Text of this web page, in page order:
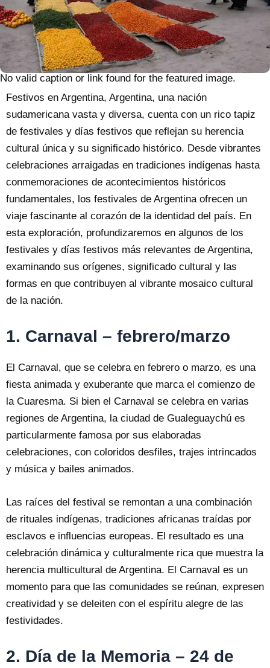
No valid caption or link found for the featured image.
Festivos en Argentina, Argentina, una nación
sudamericana vasta y diversa, cuenta con un rico tapiz
de festivales y días festivos que reflejan su herencia
cultural única y su significado histórico. Desde vibrantes
celebraciones arraigadas en tradiciones indígenas hasta
conmemoraciones de acontecimientos históricos
fundamentales, los festivales de Argentina ofrecen un
viaje fascinante al corazón de la identidad del país. En
esta exploración, profundizaremos en algunos de los
festivales y días festivos más relevantes de Argentina,
examinando sus orígenes, significado cultural y las
formas en que contribuyen al vibrante mosaico cultural
de la nación.
1. Carnaval – febrero/marzo
El Carnaval, que se celebra en febrero o marzo, es una
fiesta animada y exuberante que marca el comienzo de
la Cuaresma. Si bien el Carnaval se celebra en varias
regiones de Argentina, la ciudad de Gualeguaychú es
particularmente famosa por sus elaboradas
celebraciones, con coloridos desfiles, trajes intrincados
y música y bailes animados.
Las raíces del festival se remontan a una combinación
de rituales indígenas, tradiciones africanas traídas por
esclavos e influencias europeas. El resultado es una
celebración dinámica y culturalmente rica que muestra la
herencia multicultural de Argentina. El Carnaval es un
momento para que las comunidades se reúnan, expresen
creatividad y se deleiten con el espíritu alegre de las
festividades.
2. Día de la Memoria – 24 de